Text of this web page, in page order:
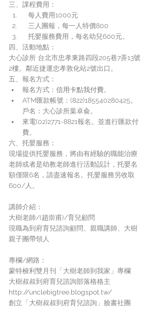
三、課程費用：
每人費用1000元
三人團報，每一人特價800
托嬰服務費用，每名幼兒600元。
四、活動地點：
大心診所 台北市忠孝東路四段205巷7弄13號
2樓。鄰近捷運忠孝敦化站2號出口。
五、報名方式：
報名方式： 信用卡點我付費。
ATM匯款帳號：(822)185540280425。
戶名：大心診所葉卓兪。
來電(02)2771-8821報名。並進行匯款付
費。
六、托嬰服務：
現場提供托嬰服務，將由有經驗的職能治療
老師或者是幼教老師進行活動設計，托嬰名
額僅限6名，請盡速報名。托嬰服務另收取
600/人。
講師介紹：
大樹老師/(趙崇甫)/育兒顧問
現職為到府育兒諮詢顧問、親職講師、大樹
親子團帶領人
專欄/網路：
蒙特梭利雙月刊「大樹老師到我家」專欄
大樹叔叔到府育兒諮詢部落格格主
http://unclebigtree.blogspot.tw/
創立「大樹叔叔到府育兒諮詢」臉書社團